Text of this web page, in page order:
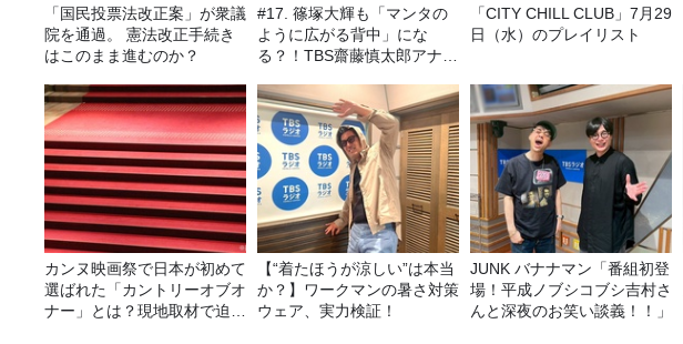
「国民投票法改正案」が衆議
院を通過。 憲法改正手続き
はこのまま進むのか？
#17. 篠塚大輝も「マンタの
ように広がる背中」にな
る？！TBS齋藤慎太郎アナに
力！！
「CITY CHILL CLUB」7月29
日（水）のプレイリスト
カンヌ映画祭で日本が初めて
選ばれた「カントリーオブオ
ナー」とは？現地取材で迫る
【“着たほうが涼しい”は本当
か？】ワークマンの暑さ対策
ウェア、実力検証！
JUNK バナナマン「番組初登
場！平成ノブシコブシ吉村さ
んと深夜のお笑い談義！！」